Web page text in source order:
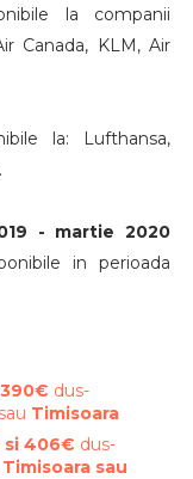
la companii
Canada, KLM, Air
la: Lufthansa,
- martie 2020
in perioada
dus-
sau Timisoara
si 406€ dus-
sau